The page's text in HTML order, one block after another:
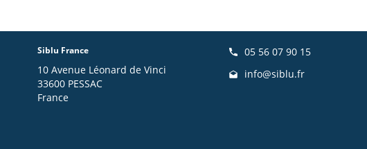
Siblu France
10 Avenue Léonard de Vinci
33600 PESSAC
France
05 56 07 90 15
info@siblu.fr